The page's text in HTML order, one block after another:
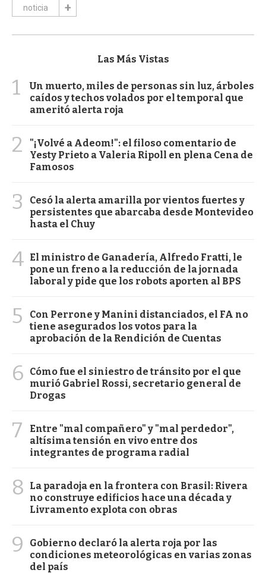
noticia
Las Más Vistas
1
Un muerto, miles de personas sin luz, árboles
caídos y techos volados por el temporal que
ameritó alerta roja
2
"¡Volvé a Adeom!": el filoso comentario de
Yesty Prieto a Valeria Ripoll en plena Cena de
Famosos
3
Cesó la alerta amarilla por vientos fuertes y
persistentes que abarcaba desde Montevideo
hasta el Chuy
4 El ministro de Ganadería, Alfredo Fratti, le
pone un freno a la reducción de la jornada
laboral y pide que los robots aporten al BPS
5
Con Perrone y Manini distanciados, el FA no
tiene asegurados los votos para la
aprobación de la Rendición de Cuentas
6
Cómo fue el siniestro de tránsito por el que
murió Gabriel Rossi, secretario general de
Drogas
7
Entre "mal compañero" y "mal perdedor",
altísima tensión en vivo entre dos
integrantes de programa radial
8
La paradoja en la frontera con Brasil: Rivera
no construye edificios hace una década y
Livramento explota con obras
9
Gobierno declaró la alerta roja por las
condiciones meteorológicas en varias zonas
del país